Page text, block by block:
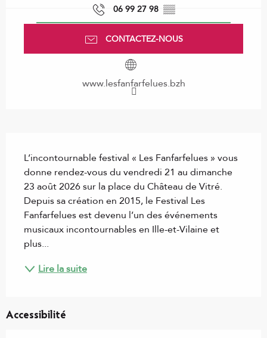
06 99 27 98 ▒▒
CONTACTEZ-NOUS
www.lesfanfarfelues.bzh
L’incontournable festival « Les Fanfarfelues » vous
donne rendez-vous du vendredi 21 au dimanche
23 août 2026 sur la place du Château de Vitré.
Depuis sa création en 2015, le Festival Les
Fanfarfelues est devenu l’un des événements
musicaux incontournables en Ille-et-Vilaine et
plus...
Lire la suite
Accessibilité